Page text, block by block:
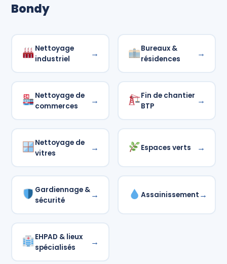
Bondy
Nettoyage
industriel
→
Bureaux &
résidences
→
Nettoyage de
commerces
→
Fin de chantier
BTP
→
Nettoyage de
vitres
→ Espaces verts →
Gardiennage &
sécurité
→ Assainissement →
EHPAD & lieux
spécialisés
→